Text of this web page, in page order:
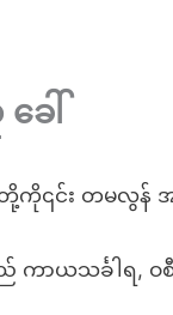
ေါ်
၎င်း တမလွန် အ
ကာယသင်္ခါရ, ဝစီ